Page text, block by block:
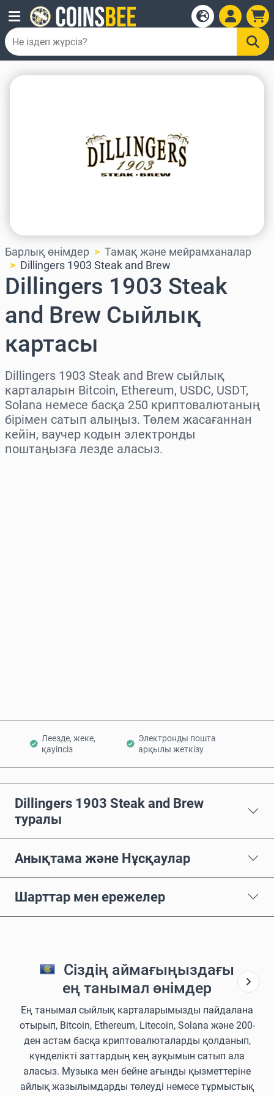
Барлық өнімдер
Тамақ және мейрамханалар
Dillingers 1903 Steak and Brew
Dillingers 1903 Steak
and Brew Сыйлық
картасы
Dillingers 1903 Steak and Brew сыйлық
карталарын Bitcoin, Ethereum, USDC, USDT,
Solana немесе басқа 250 криптовалютаның
бірімен сатып алыңыз. Төлем жасағаннан
кейін, ваучер кодын электронды
поштаңызға лезде аласыз.
Леезде, жеке,
қауіпсіз
Электронды пошта
арқылы жеткізу
Dillingers 1903 Steak and Brew
туралы
Анықтама және Нұсқаулар
Шарттар мен ережелер
Сіздің аймағыңыздағы
ең танымал өнімдер
Ең танымал сыйлық карталарымызды пайдалана
отырып, Bitcoin, Ethereum, Litecoin, Solana және 200-
ден астам басқа криптовалюталарды қолданып,
күнделікті заттардың кең ауқымын сатып ала
аласыз. Музыка мен бейне ағынды қызметтеріне
айлық жазылымдарды төлеуді немесе тұрмыстық